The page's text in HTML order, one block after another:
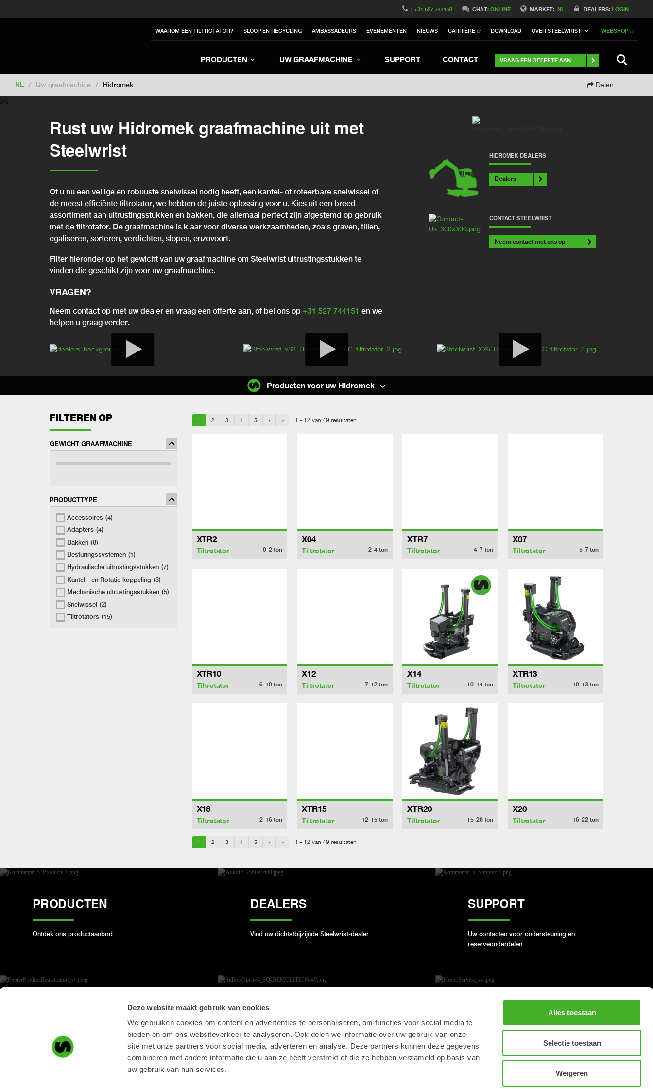
Deze website maakt gebruik van cookies
We gebruiken cookies om content en advertenties te personaliseren, om functies voor social media te
bieden en om ons websiteverkeer te analyseren. Ook delen we informatie over uw gebruik van onze
site met onze partners voor social media, adverteren en analyse. Deze partners kunnen deze gegevens
combineren met andere informatie die u aan ze heeft verstrekt of die ze hebben verzameld op basis van
uw gebruik van hun services.
Alles toestaan
Selectie toestaan
Weigeren
MARKET: NL DEALERS: LOGIN
:+31 527 744150 CHAT:ONLINE
WAAROM EEN TILTROTATOR? SLOOP EN RECYCLING AMBASSADEURS EVENEMENTEN NIEUWS CARRIÈRE DOWNLOAD OVER STEELWRIST WEBSHOP
PRODUCTEN UW GRAAFMACHINE SUPPORT CONTACT VRAAG EEN OFFERTE AAN
Switch to Belgium Switch to Belgique
Switch to International Switch to United Kingdom Switch to Sweden Switch to Poland Switch to Norway
Switch to Korea Switch to Japan Switch to Italy Switch to Germany
NL / Uw graafmachine / Hidromek Delen
Rust uw Hidromek graafmachine uit met
Steelwrist
Of u nu een veilige en robuuste snelwissel nodig heeft, een kantel- of roteerbare snelwissel of
de meest efficiënte tiltrotator, we hebben de juiste oplossing voor u. Kies uit een breed
assortiment aan uitrustingsstukken en bakken, die allemaal perfect zijn afgestemd op gebruik
met de tiltrotator. De graafmachine is klaar voor diverse werkzaamheden, zoals graven, tillen,
egaliseren, sorteren, verdichten, slopen, enzovoort.
Filter hieronder op het gewicht van uw graafmachine om Steelwrist uitrustingsstukken te
vinden die geschikt zijn voor uw graafmachine.
VRAGEN?
Neem contact op met uw dealer en vraag een offerte aan, of bel ons op +31 527 744151 en we
helpen u graag verder.
HIDROMEK DEALERS
Dealers
CONTACT STEELWRIST
Neem contact met ons op
FILTEREN OP
GEWICHT GRAAFMACHINE
PRODUCTTYPE
Accessoires (4)
Adapters (4)
Bakken (8)
Besturingssystemen (1)
Hydraulische uitrustingsstukken (7)
Kantel - en Rotatie koppeling (3)
Mechanische uitrustingsstukken (5)
Snelwissel (2)
Tiltrotators (15)
1 2 3 4 5 › » 1 - 12 van 49 resultaten
XTR2
Tiltrotator 0-2ton
X04
Tiltrotator 2-4ton
XTR7
Tiltrotator 4-7ton
X07
Tiltrotator 5-7 ton
XTR10
Tiltrotator 6-10ton
X12
Tiltrotator 7-12ton
X14
Tiltrotator 10-14ton
XTR13
Tiltrotator 10-13 ton
X18
Tiltrotator 12-16ton
XTR15
Tiltrotator 12-15ton
XTR20
Tiltrotator 15-20ton
X20
Tiltrotator 16-22 ton
1 2 3 4 5 › » 1 - 12 van 49 resultaten
Producten voor uw Hidromek
PRODUCTEN
Ontdek ons ​​productaanbod
DEALERS
Vind uw dichtstbijzijnde Steelwrist-dealer
SUPPORT
Uw contacten voor ondersteuning en
reserveonderdelen
PRODUCT REGISTRATIE
Registreer hier uw Steelwrist-product
OPEN-S STANDAARD
We voldoen aan de open industriestandaard voor
volautomatische snelwissels
BOEK EEN VOLLEDIGE
REVISIE
Houd uw Steelwrist in goede staat